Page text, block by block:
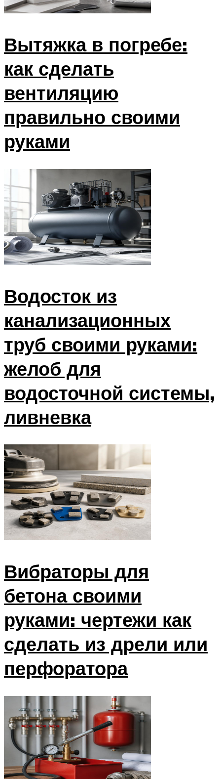
Вытяжка в погребе:
как сделать
вентиляцию
правильно своими
руками
Водосток из
канализационных
труб своими руками:
желоб для
водосточной системы,
ливневка
Вибраторы для
бетона своими
руками: чертежи как
сделать из дрели или
перфоратора